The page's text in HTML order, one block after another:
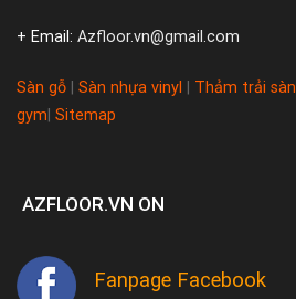
+ Email: Azfloor.vn@gmail.com
Sàn gỗ Sàn nhựa vinyl Thảm trải sàn
gym Sitemap
AZFLOOR.VN ON
Fanpage Facebook